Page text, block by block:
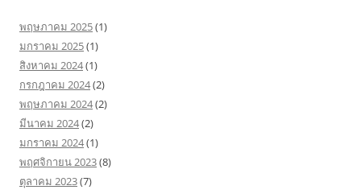
พฤษภาคม 2025(1)
มกราคม 2025(1)
สิงหาคม 2024(1)
กรกฎาคม 2024(2)
พฤษภาคม 2024(2)
มีนาคม 2024(2)
มกราคม 2024(1)
พฤศจิกายน 2023(8)
ตุลาคม 2023(7)